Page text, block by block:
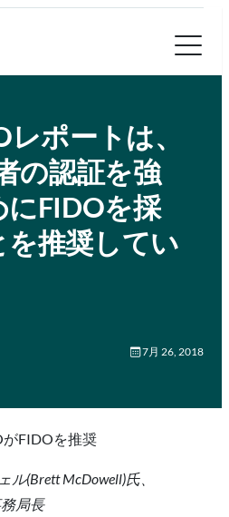
ポートは、
の認証を強
FIDOを採
を推奨してい
7月 26, 2018
(Brett McDowell)氏、
局長